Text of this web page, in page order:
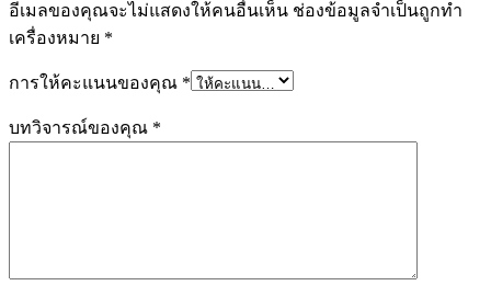
อีเมลของคุณจะไม่แสดงให้คนอื่นเห็น ช่องข้อมูลจำเป็นถูกทำ
เครื่องหมาย *
การให้คะแนนของคุณ *
บทวิจารณ์ของคุณ *